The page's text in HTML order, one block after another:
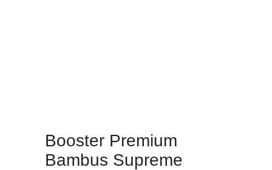
Booster Premium
Bambus Supreme